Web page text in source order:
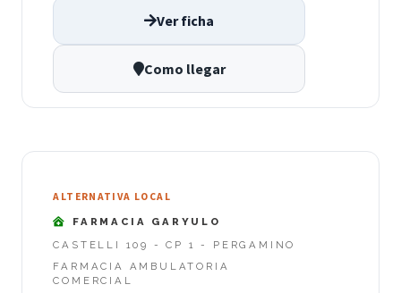
Ver ficha
Como llegar
ALTERNATIVA LOCAL
FARMACIA GARYULO
CASTELLI 109 - CP 1 - PERGAMINO
FARMACIA AMBULATORIA
COMERCIAL